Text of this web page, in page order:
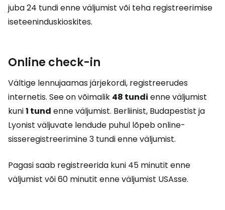
juba 24 tundi enne väljumist või teha registreerimise
iseteeninduskioskites.
Online check-in
Vältige lennujaamas järjekordi, registreerudes
internetis. See on võimalik 48 tundi enne väljumist
kuni1 tund enne väljumist. Berliinist, Budapestist ja
Lyonist väljuvate lendude puhul lõpeb online-
sisseregistreerimine 3 tundi enne väljumist.
Pagasi saab registreerida kuni 45 minutit enne
väljumist või 60 minutit enne väljumist USAsse.